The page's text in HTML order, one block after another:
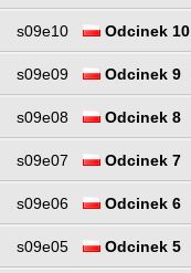
s09e10 Odcinek 10
s09e09 Odcinek 9
s09e08 Odcinek 8
s09e07 Odcinek 7
s09e06 Odcinek 6
s09e05 Odcinek 5